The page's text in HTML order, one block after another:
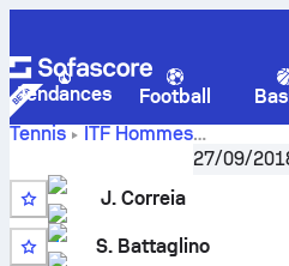
Tendances Football
Tennis
ITF Hommes
,
Jordan Correia
face
27/09/
1
J. Correia
S. Battaglino